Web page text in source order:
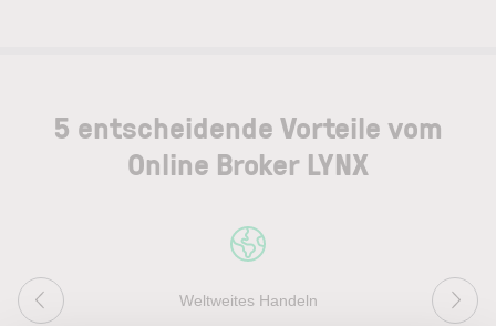
5 entscheidende Vorteile vom
Online Broker LYNX
Weltweites Handeln